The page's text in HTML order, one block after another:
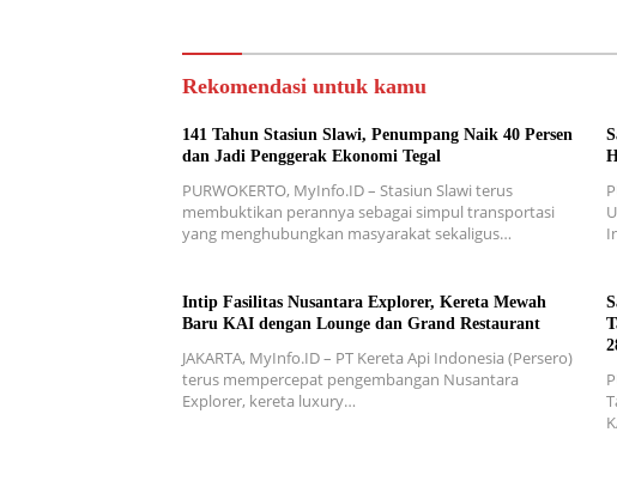
Rekomendasi untuk kamu
141 Tahun Stasiun Slawi, Penumpang Naik 40 Persen
dan Jadi Penggerak Ekonomi Tegal
PURWOKERTO, MyInfo.ID – Stasiun Slawi terus
membuktikan perannya sebagai simpul transportasi
yang menghubungkan masyarakat sekaligus…
Intip Fasilitas Nusantara Explorer, Kereta Mewah
Baru KAI dengan Lounge dan Grand Restaurant
JAKARTA, MyInfo.ID – PT Kereta Api Indonesia (Persero)
terus mempercepat pengembangan Nusantara
Explorer, kereta luxury…